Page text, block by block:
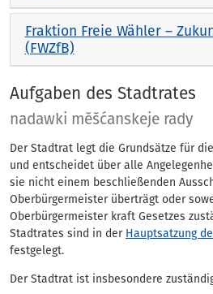
Fraktion Freie Wähler –
(FWZfB)
Aufgaben des Stadtrates
nadawki měšćanskeje rady
Der Stadtrat legt die Grundsätze für
und entscheidet über alle
sie nicht einem beschließenden
Oberbürgermeister überträgt oder
Oberbürgermeister kraft Gesetzes
Stadtrates sind in der Hauptsatzung
festgelegt.
Der Stadtrat ist insbesondere